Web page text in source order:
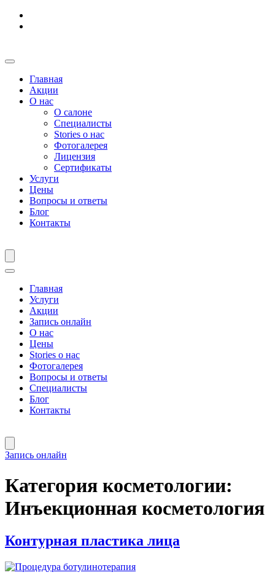
Главная
Акции
О нас
О салоне
Специалисты
Stories о нас
Фотогалерея
Лицензия
Сертификаты
Услуги
Цены
Вопросы и ответы
Блог
Контакты
Главная
Услуги
Акции
Запись онлайн
О нас
Цены
Stories о нас
Фотогалерея
Вопросы и ответы
Специалисты
Блог
Контакты
Запись онлайн
Категория косметологии:
Инъекционная косметология
Контурная пластика лица